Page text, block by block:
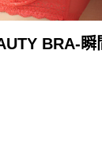
BRA-瞬